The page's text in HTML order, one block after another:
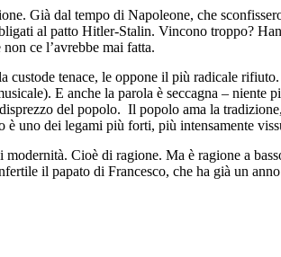
Già dal tempo di Napoleone, che
al patto Hitler-Stalin. Vincono troppo?
ce l’avrebbe mai fatta.
custode tenace, le oppone il più radicale
E anche la parola è seccagna – niente
del popolo. Il popolo ama la
uno dei legami più forti, più intensamente
Cioè di ragione. Ma è ragione a
il papato di Francesco, che ha già un